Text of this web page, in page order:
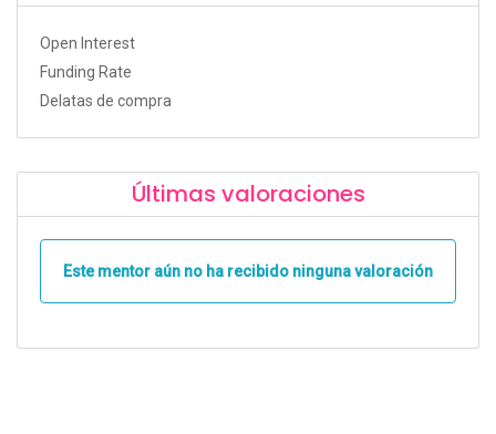
Open Interest
Funding Rate
Delatas de compra
Últimas valoraciones
Este mentor aún no ha recibido ninguna valoración